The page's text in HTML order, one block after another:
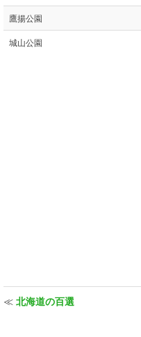
鷹揚公園
城山公園
≪ 北海道の百選